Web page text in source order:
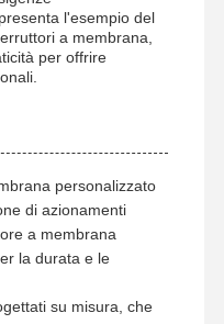
lampadina
l'esempio del
a membrana,
per offrire
personalizzato
di azionamenti
a membrana
la durata e le
su misura, che